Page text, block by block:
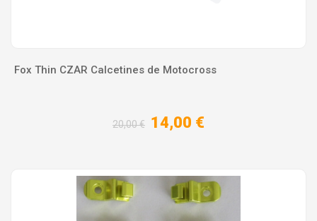
Fox Thin CZAR Calcetines de Motocross
20,00 € 14,00 €